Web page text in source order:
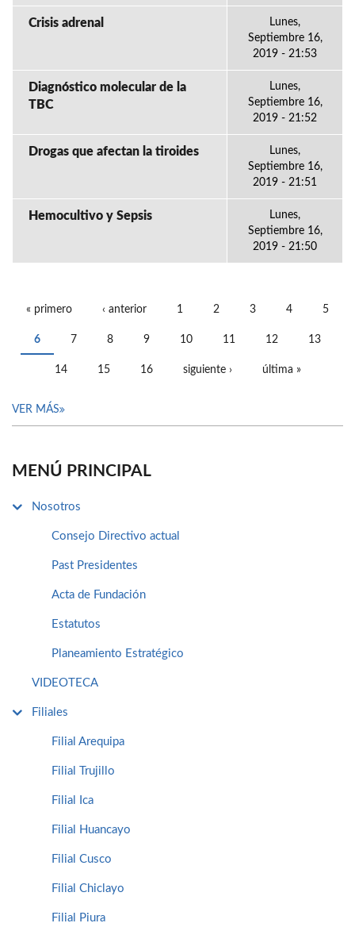
Crisis adrenal
Lunes,
Septiembre 16,
2019 - 21:53
Diagnóstico molecular de la
TBC
Lunes,
Septiembre 16,
2019 - 21:52
Drogas que afectan la tiroides
Lunes,
Septiembre 16,
2019 - 21:51
Hemocultivo y Sepsis
Lunes,
Septiembre 16,
2019 - 21:50
« primero ‹ anterior 1 2 3 4 5
6 7 8 9 10 11 12 13
14 15 16 siguiente › última »
VER MÁS
MENÚ PRINCIPAL
Nosotros
Consejo Directivo actual
Past Presidentes
Acta de Fundación
Estatutos
Planeamiento Estratégico
VIDEOTECA
Filiales
Filial Arequipa
Filial Trujillo
Filial Ica
Filial Huancayo
Filial Cusco
Filial Chiclayo
Filial Piura